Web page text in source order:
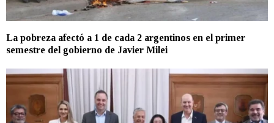
La pobreza afectó a 1 de cada 2 argentinos en el primer
semestre del gobierno de Javier Milei